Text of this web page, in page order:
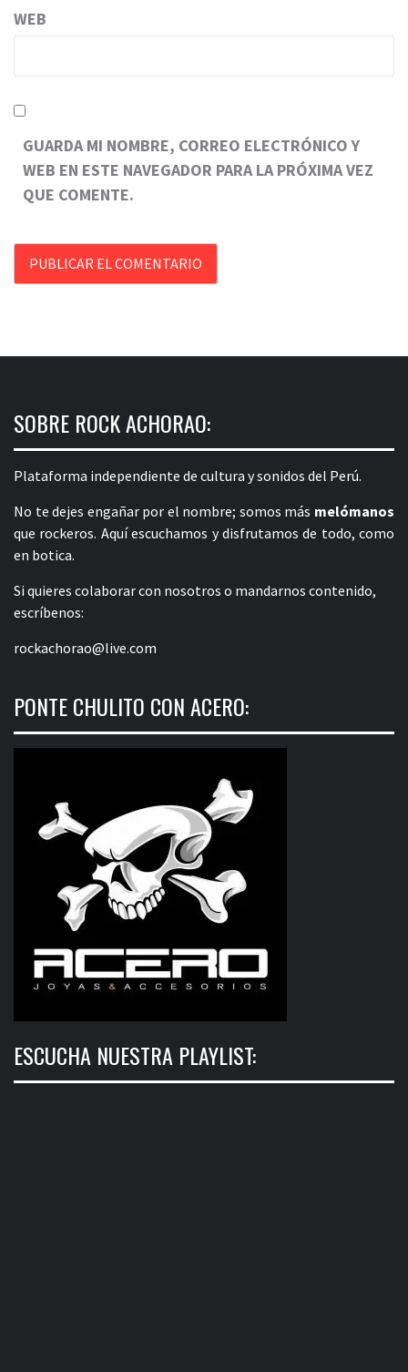
WEB
GUARDA MI NOMBRE, CORREO ELECTRÓNICO Y
WEB EN ESTE NAVEGADOR PARA LA PRÓXIMA VEZ
QUE COMENTE.
SOBRE ROCK ACHORAO:
Plataforma independiente de cultura y sonidos del Perú.
No te dejes engañar por el nombre; somos más melómanos
que rockeros. Aquí escuchamos y disfrutamos de todo, como
en botica.
Si quieres colaborar con nosotros o mandarnos contenido,
escríbenos:
rockachorao@live.com
PONTE CHULITO CON ACERO:
ESCUCHA NUESTRA PLAYLIST: